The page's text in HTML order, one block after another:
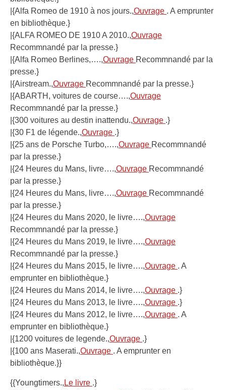
|{Alfa Romeo de 1910 à nos jours.,Ouvrage . A emprunter
en bibliothèque.}
|{ALFA ROMEO DE 1910 A 2010.,Ouvrage
Recommnandé par la presse.}
|{Alfa Romeo Berlines,….,Ouvrage Recommnandé par la
presse.}
|{Airstream.,Ouvrage Recommnandé par la presse.}
|{ABARTH, voitures de course….,Ouvrage
Recommnandé par la presse.}
|{300 voitures au destin inattendu.,Ouvrage .}
|{30 F1 de légende.,Ouvrage .}
|{25 ans de Porsche Turbo,….,Ouvrage Recommnandé
par la presse.}
|{24 Heures du Mans, livre….,Ouvrage Recommnandé
par la presse.}
|{24 Heures du Mans, livre….,Ouvrage Recommnandé
par la presse.}
|{24 Heures du Mans 2020, le livre….,Ouvrage
Recommnandé par la presse.}
|{24 Heures du Mans 2019, le livre….,Ouvrage
Recommnandé par la presse.}
|{24 Heures du Mans 2015, le livre….,Ouvrage . A
emprunter en bibliothèque.}
|{24 Heures du Mans 2014, le livre….,Ouvrage .}
|{24 Heures du Mans 2013, le livre….,Ouvrage .}
|{24 Heures du Mans 2012, le livre….,Ouvrage . A
emprunter en bibliothèque.}
|{1200 voitures de legende.,Ouvrage .}
|{100 ans Maserati.,Ouvrage . A emprunter en
bibliothèque.}}
{{Youngtimers., Le livre .}